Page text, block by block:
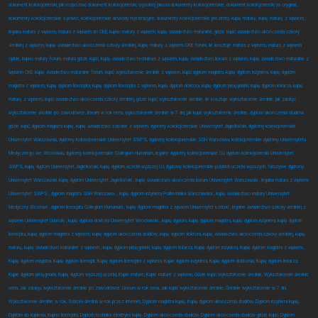
dokument kolekcjonerski, jak rozpoznać dokument kolekcjonerski, wysokiej jakości dokumenty kolekcjonerskie, dokument kolekcjonerski vs oryginał,
dokumenty kolekcjonerskie a prawo, kolekcjonerskie dowody rejestracyjne, dokumenty kolekcjonerskie prezenty, kupię maturę, kupię maturę z wpisem,
legalna matura z wpisem, matura z wpisem do CKE, kupno matury z wpisem, kupię świadectwo maturalne, gdzie kupić świadectwo ukończenia szkoły
średniej z wpisem, kupię świadectwo ukończenia szkoły średniej, kupię maturę z wpisem CKE forum, ile kosztuje matura z wpisem, matura z wpisem
opinie, kupno matury forum, matura gdzie kupić, kupię świadectwo technikum z wpisem, kupię świadectwo liceum z wpisem, kupię świadectwo maturalne z
wpisem CKE, kupię świadectwo maturalne forum, kupić wykształcenie średnie z wpisem, kupić dyplom magistra, kupię dyplom inżyniera, kupię dyplom
magistra z wpisem, kupię dyplom licencjata, kupię dyplom licencjata z wpisem, kupię dyplom doktora, kupię dyplom pielęgniarki, kupię dyplom lekarza, kupię
maturę z wpisem, kupić świadectwo ukończenia szkoły średniej, gdzie kupić wykształcenie średnie, ile kosztuje wykształcenie średnie, jak zdobyć
wykształcenie średnie po zawodówce, liceum w rok cena, wykształcenie średnie w 7 dni, jak kupić wykształcenie średnie, dyplom ukończenia studiów
gdzie kupić, dyplom magistra kupię, kupię świadectwo szkolne z wpisem, dyplomy kolekcjonerskie Uniwersytet Jagielloński, dyplomy kolekcjonerskie
Uniwersytet Warszawski, dyplomy kolekcjonerskie Uniwersytet SWPS, dyplomy kolekcjonerskie SGH Warszawa, kolekcjonerskie dyplomy Uniwersytetu
Medycznego we Wrocławiu, dyplomy kolekcjonerskie Collegium Humanum, legalne dyplomy kolekcjonerskie UJ, dyplom kolekcjonerski Uniwersytet
SWPS, kupię dyplom Uniwersytet Jagielloński, kupię dyplom uczelni wyższej UJ, dyplomy kolekcjonerskie polskich uczelni wyższych, fałszywe dyplomy
Uniwersytet Warszawski, kupię dyplom Uniwersytet Jagielloński , kupię świadectwo ukończenia liceum Uniwersytet Warszawski , legalna matura z wpisem
Uniwersytet SWPS , dyplom magistra SGH Warszawa , kupię dyplom inżyniera Politechnika Warszawska , kupię świadectwo matury Uniwersytet
Medyczny Wrocław , dyplom licencjata Collegium Humanum , kupię dyplom magistra z wpisem Uniwersytet Łódzki , legalne świadectwo szkoły średniej z
wpisem Uniwersytet Gdański , kupię dyplom doktora Uniwersytet Wrocławski , kupię dyplom, kupię dyplom magistra, kupię dyplom inżyniera, kupię dyplom
licencjata, kupię dyplom magistra z wpisem, kupię dyplom ukończenia studiów, kupię dyplom doktora, kupię świadectwo ukończenia szkoły średniej, kupię
maturę, kupię świadectwo maturalne z wpisem , kupię dyplom pielęgniarki, kupię dyplom lekarza, Kupię dyplom inżyniera, Kupię dyplom magistra z wpisem,
Kupię dyplom magistra, Kupię dyplom licencjat, Kupię dyplom licencjata z wpisem, Kupie dyplom inżyniera, Kupię dyplom doktorski, Kupię dyplom lekarza,
Kupie dyplom pielęgniarki, Kupię dyplom wyższej uczelni, Kupie mature, Kupie mature z wpisem, Gdzie kupić wykształcenie średnie, Wykształcenie średnie
cena, Jak zdobyć wykształcenie średnie po zawodówce, Liceum w rok cena, Jak kupić wykształcenie średnie, Średnie wykształcenie w 7 dni,
Wykształcenie średnie w rok, Szkoła średnia w rok przez Internet, Dyplom magistra kupię, Kupię dyplom ukończenia studiów, Dyplom inżyniera kupię,
Dyplom do kupienia, Kupno licencjata, Dyplom technika elektryka kupię, Dyplom ukończenia studiów, Dyplom ukończenia studiów gdzie kupić, Dyplom